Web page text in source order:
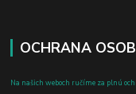
OCHRANA
Na našich weboch ručíme za plnú